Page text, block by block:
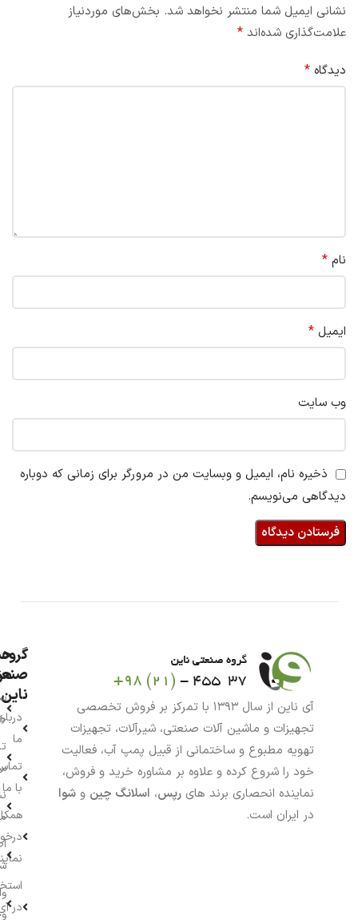
نشانی ایمیل شما منتشر نخواهد شد. بخش‌های موردنیاز
علامت‌گذاری شده‌اند *
دیدگاه *
نام *
ایمیل *
وب‌ سایت
ذخیره نام، ایمیل و وبسایت من در مرورگر برای زمانی که دوباره
دیدگاهی می‌نویسم.
آی ناین از سال ۱۳۹۳ با تمرکز بر فروش تخصصی
تجهیزات و ماشین آلات صنعتی، شیرآلات، تجهیزات
تهویه مطبوع و ساختمانی از قبیل پمپ آب، فعالیت
خود را شروع کرده و علاوه بر مشاوره خرید و فروش،
نماینده انحصاری برند های رپس، اسلانگ چین و شوا
در ایران است.
گروه
ناین
ما
با ما
در